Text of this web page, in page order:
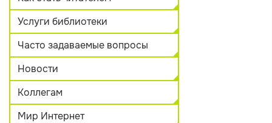
Услуги библиотеки
Часто задаваемые вопросы
Новости
Коллегам
Мир Интернет